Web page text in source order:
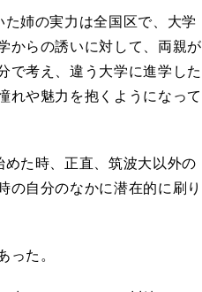
姉の実力は全国区で、大学
からの誘いに対して、両親が
で考え、違う大学に進学した
れや魅力を抱くようになって
た時、正直、筑波大以外の
の自分のなかに潜在的に刷り
た。